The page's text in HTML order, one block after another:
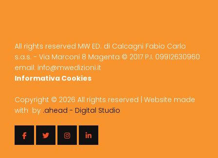
All rights reserved MW ED. di Calcagni Fabio Carlo
s.a.s. - Via Marconi 8 Magenta © 2017 P.I. 09912630960
email: info@mwedizioni.it
Informativa Cookies
Copyright © 2026 All rights reserved | Website made
with by .ahead - Digital Studio